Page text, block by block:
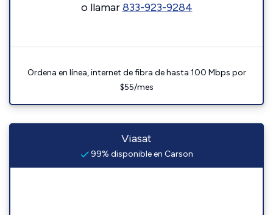
o llamar833-923-9284
Ordena en línea, internet de fibra de hasta 100 Mbps por
$55/mes
Viasat
99% disponible en Carson